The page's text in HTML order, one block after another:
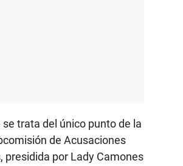
trata del único punto de la
de Acusaciones
presidida por Lady Camones